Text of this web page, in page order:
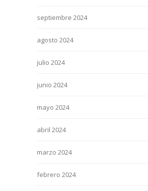
septiembre 2024
agosto 2024
julio 2024
junio 2024
mayo 2024
abril 2024
marzo 2024
febrero 2024